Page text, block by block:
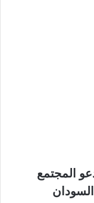
المجتمع